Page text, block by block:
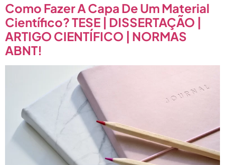
Como Fazer A Capa De Um Material
Científico? TESE | DISSERTAÇÃO |
ARTIGO CIENTÍFICO | NORMAS
ABNT!